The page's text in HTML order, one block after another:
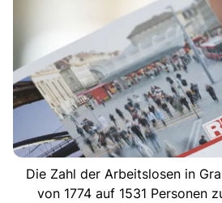
Die Zahl der Arbeitslosen in
von 1774 auf 1531 Personen